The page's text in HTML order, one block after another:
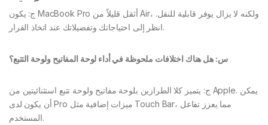
ج: يكون MacBook Pro أثقل قليلاً من Air، ولكنه لا يزال يوفر قابلية للنقل.
انظر إلى احتياجاتك وتفضيلاتك عند اتخاذ القرار.
س: هل هناك اختلافات ملحوظة في أداء لوحة المفاتيح ولوحة التتبع؟
ج: يتميز كلا الطرازين بلوحة مفاتيح ولوحة تتبع استثنائيتين من Apple. يمكن
أن يكون لدى Pro ميزات إضافية مثل Touch Bar، مما يعزز تفاعل
المستخدم.